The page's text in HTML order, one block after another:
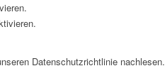
Datenschutzrichtlinie nachlesen.